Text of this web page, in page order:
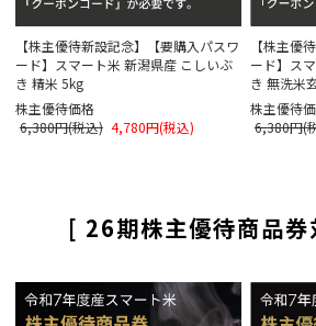
【株主優待新設記念】【要購入パスワ
ード】スマート米 新潟県産 こしいぶ
き 精米 5kg
株主優待価格
6,380円(税込) 4,780円(税込)
【株主優
ード】ス
き 無洗米
株主優待
6,380円(
[ 26期株主優待商品